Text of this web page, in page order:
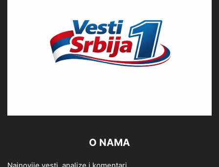
O NAMA